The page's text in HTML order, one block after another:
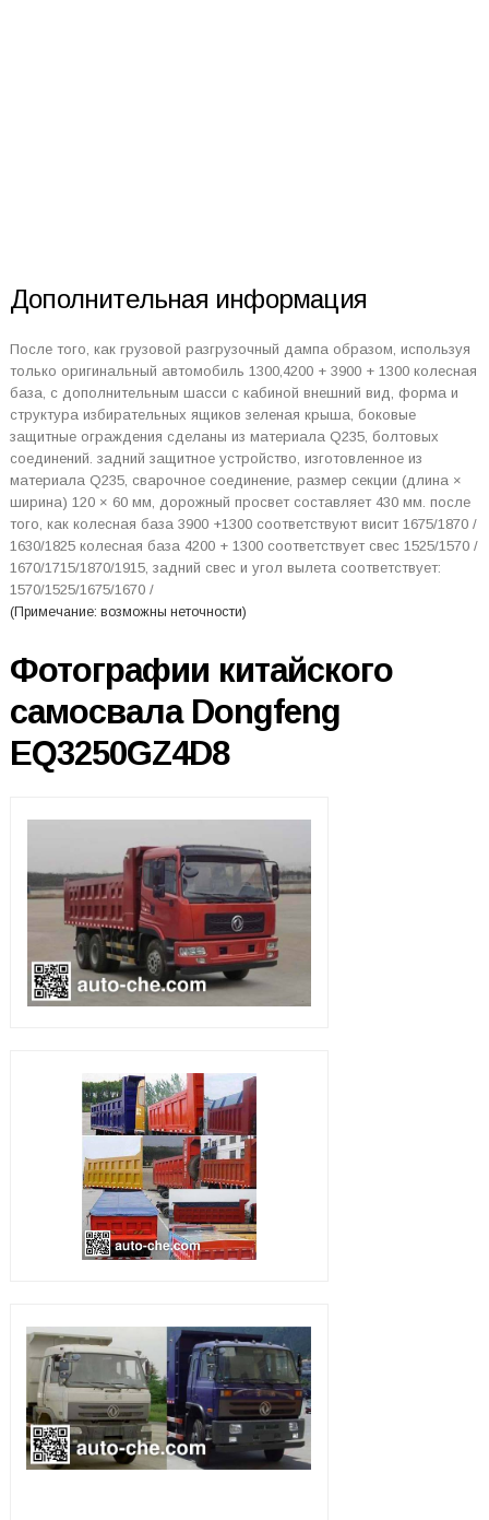
Дополнительная информация
После того, как грузовой разгрузочный дампа образом, используя
только оригинальный автомобиль 1300,4200 + 3900 + 1300 колесная
база, с дополнительным шасси с кабиной внешний вид, форма и
структура избирательных ящиков зеленая крыша, боковые
защитные ограждения сделаны из материала Q235, болтовых
соединений. задний защитное устройство, изготовленное из
материала Q235, сварочное соединение, размер секции (длина ×
ширина) 120 × 60 мм, дорожный просвет составляет 430 мм. после
того, как колесная база 3900 +1300 соответствуют висит 1675/1870 /
1630/1825 колесная база 4200 + 1300 соответствует свес 1525/1570 /
1670/1715/1870/1915, задний свес и угол вылета соответствует:
1570/1525/1675/1670 /
(Примечание: возможны неточности)
Фотографии китайского
самосвала Dongfeng
EQ3250GZ4D8